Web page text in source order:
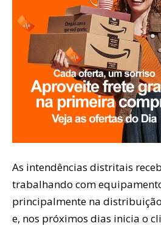
As intendências distritais
trabalhando com
principalmente na
e, nos próximos dias inicia o